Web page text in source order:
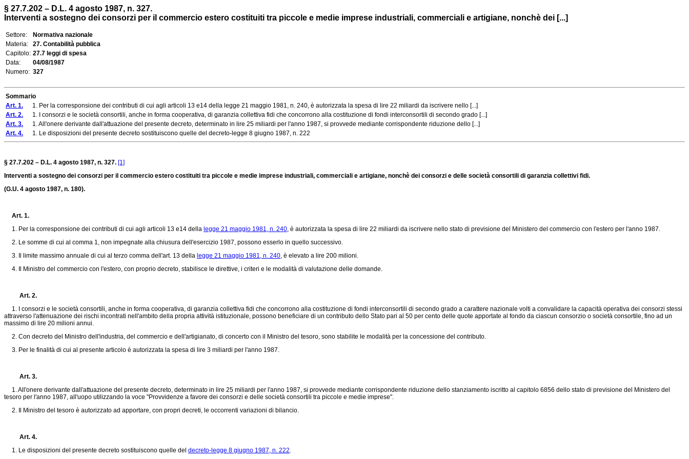
§ 27.7.202 – D.L. 4 agosto 1987, n. 327.
Interventi a sostegno dei consorzi per il commercio estero costituiti tra piccole e medie imprese industriali, commerciali e artigiane, nonchè dei [...]
Settore:
Normativa nazionale
Materia:
27. Contabilità pubblica
Capitolo: 27.7 leggi di spesa
Data:
04/08/1987
Numero: 327
Sommario
Art. 1. 1. Per la corresponsione dei contributi di cui agli articoli 13 e14 della legge 21 maggio 1981, n. 240, è autorizzata la spesa di lire 22 miliardi da iscrivere nello [...]
Art. 2. 1. I consorzi e le società consortili, anche in forma cooperativa, di garanzia collettiva fidi che concorrono alla costituzione di fondi interconsortili di secondo grado [...]
Art. 3. 1. All'onere derivante dall'attuazione del presente decreto, determinato in lire 25 miliardi per l'anno 1987, si provvede mediante corrispondente riduzione dello [...]
Art. 4. 1. Le disposizioni del presente decreto sostituiscono quelle del decreto-legge 8 giugno 1987, n. 222
§ 27.7.202 – D.L. 4 agosto 1987, n. 327. [1]
Interventi a sostegno dei consorzi per il commercio estero costituiti tra piccole e medie imprese industriali, commerciali e artigiane, nonchè dei consorzi e delle società consortili di garanzia collettivi fidi.
(G.U. 4 agosto 1987, n. 180).
Art. 1.
1. Per la corresponsione dei contributi di cui agli articoli 13 e14 della legge 21 maggio 1981, n. 240, è autorizzata la spesa di lire 22 miliardi da iscrivere nello stato di previsione del Ministero del commercio con l'estero per l'anno 1987.
2. Le somme di cui al comma 1, non impegnate alla chiusura dell'esercizio 1987, possono esserlo in quello successivo.
3. Il limite massimo annuale di cui al terzo comma dell'art. 13 della legge 21 maggio 1981, n. 240, è elevato a lire 200 milioni.
4. Il Ministro del commercio con l'estero, con proprio decreto, stabilisce le direttive, i criteri e le modalità di valutazione delle domande.
Art. 2.
1. I consorzi e le società consortili, anche in forma cooperativa, di garanzia collettiva fidi che concorrono alla costituzione di fondi interconsortili di secondo grado a carattere nazionale volti a convalidare la capacità operativa dei consorzi stessi
attraverso l'attenuazione dei rischi incontrati nell'ambito della propria attività istituzionale, possono beneficiare di un contributo dello Stato pari al 50 per cento delle quote apportate al fondo da ciascun consorzio o società consortile, fino ad un
massimo di lire 20 milioni annui.
2. Con decreto del Ministro dell'industria, del commercio e dell'artigianato, di concerto con il Ministro del tesoro, sono stabilite le modalità per la concessione del contributo.
3. Per le finalità di cui al presente articolo è autorizzata la spesa di lire 3 miliardi per l'anno 1987.
Art. 3.
1. All'onere derivante dall'attuazione del presente decreto, determinato in lire 25 miliardi per l'anno 1987, si provvede mediante corrispondente riduzione dello stanziamento iscritto al capitolo 6856 dello stato di previsione del Ministero del
tesoro per l'anno 1987, all'uopo utilizzando la voce "Provvidenze a favore dei consorzi e delle società consortili tra piccole e medie imprese".
2. Il Ministro del tesoro è autorizzato ad apportare, con propri decreti, le occorrenti variazioni di bilancio.
Art. 4.
1. Le disposizioni del presente decreto sostituiscono quelle del decreto-legge 8 giugno 1987, n. 222.